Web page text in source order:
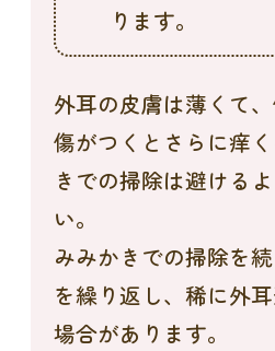
ります。
外耳の皮膚は薄くて、
傷がつくとさらに痒
きでの掃除は避ける
い。
みみかきでの掃除を
を繰り返し、稀に外
場合があります。